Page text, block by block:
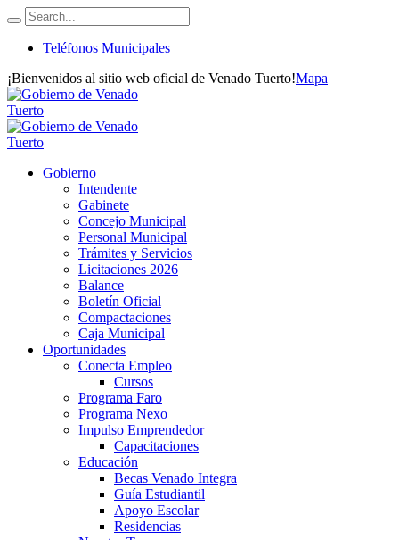
Teléfonos Municipales
¡Bienvenidos al sitio web oficial de Venado Tuerto!Mapa
Gobierno
Intendente
Gabinete
Concejo Municipal
Personal Municipal
Trámites y Servicios
Licitaciones 2026
Balance
Boletín Oficial
Compactaciones
Caja Municipal
Oportunidades
Conecta Empleo
Cursos
Programa Faro
Programa Nexo
Impulso Emprendedor
Capacitaciones
Educación
Becas Venado Integra
Guía Estudiantil
Apoyo Escolar
Residencias